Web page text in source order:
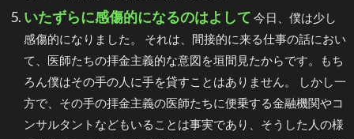
いたずらに感傷的になるのはよして 今日、僕は少し
感傷的になりました。 それは、間接的に来る仕事の話におい
て、医師たちの拝金主義的な意図を垣間見たからです。もち
ろん僕はその手の人に手を貸すことはありません。 しかし一
方で、その手の拝金主義の医師たちに便乗する金融機関やコ
ンサルタントなどもいることは事実であり、そうした人の様